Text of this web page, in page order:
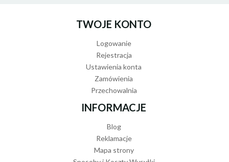
TWOJE KONTO
Logowanie
Rejestracja
Ustawienia konta
Zamówienia
Przechowalnia
INFORMACJE
Blog
Reklamacje
Mapa strony